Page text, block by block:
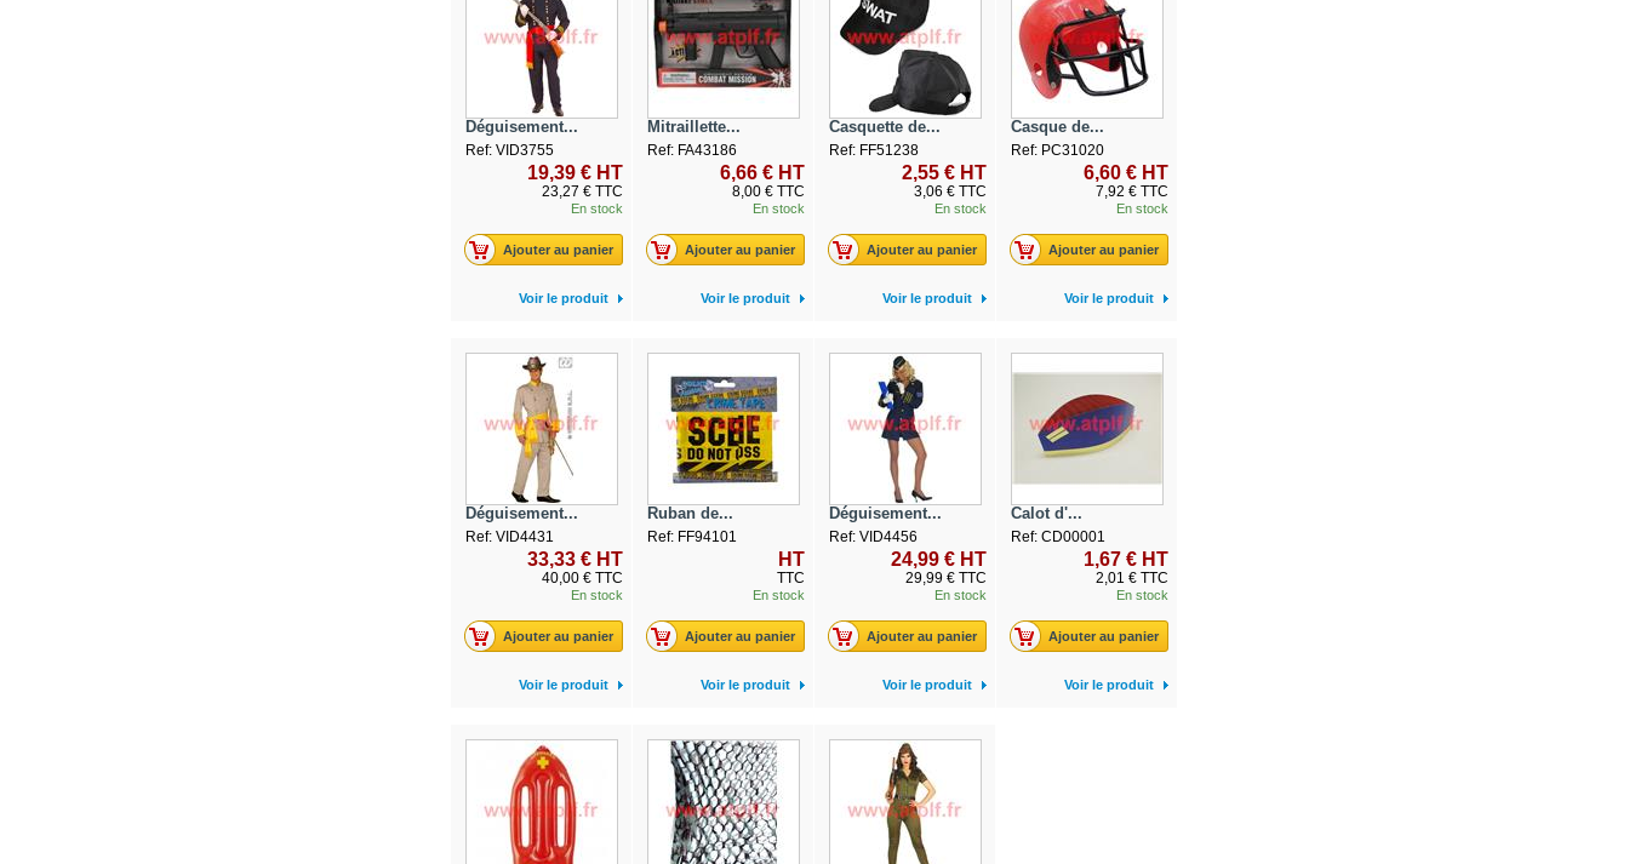
Déguisement...
Ref: VID3755
19,39 € HT
23,27 € TTC
En stock
Ajouter au panier
Voir le produit
Mitraillette...
Ref: FA43186
6,66 € HT
8,00 € TTC
En stock
Ajouter au panier
Voir le produit
Casquette de...
Ref: FF51238
2,55 € HT
3,06 € TTC
En stock
Ajouter au panier
Voir le produit
Casque de...
Ref: PC31020
6,60 € HT
7,92 € TTC
En stock
Ajouter au panier
Voir le produit
Déguisement...
Ref: VID4431
33,33 € HT
40,00 € TTC
En stock
Ajouter au panier
Voir le produit
Ruban de...
Ref: FF94101
HT
TTC
En stock
Ajouter au panier
Voir le produit
Déguisement...
Ref: VID4456
24,99 € HT
29,99 € TTC
En stock
Ajouter au panier
Voir le produit
Calot d'...
Ref: CD00001
1,67 € HT
2,01 € TTC
En stock
Ajouter au panier
Voir le produit